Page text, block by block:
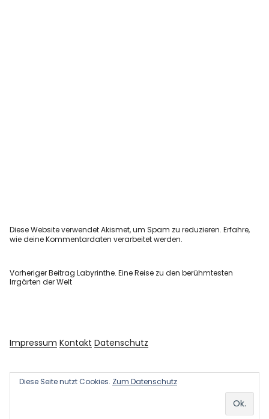
Diese Website verwendet Akismet, um Spam zu reduzieren.Erfahre,
wie deine Kommentardaten verarbeitet werden.
Vorheriger Beitrag Labyrinthe. Eine Reise zu den berühmtesten
Irrgärten der Welt
Impressum Kontakt Datenschutz
Diese Seite nutzt Cookies. Zum Datenschutz